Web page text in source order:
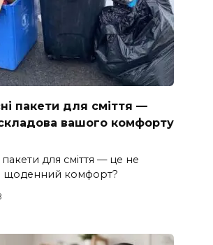
пакети для сміття —
вашого комфорту
пакети для сміття — це не
щоденний комфорт?